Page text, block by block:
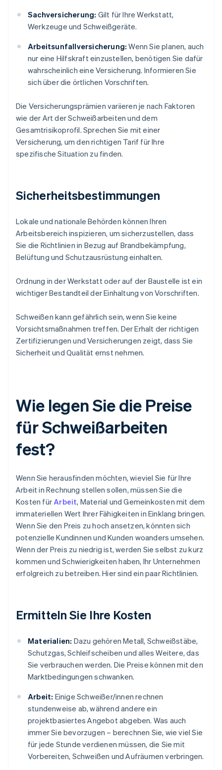
Sachversicherung: Gilt für Ihre Werkstatt,
Werkzeuge und Schweißgeräte.
Arbeitsunfallversicherung: Wenn Sie planen, auch
nur eine Hilfskraft einzustellen, benötigen Sie dafür
wahrscheinlich eine Versicherung. Informieren Sie
sich über die örtlichen Vorschriften.
Die Versicherungsprämien variieren je nach Faktoren
wie der Art der Schweißarbeiten und dem
Gesamtrisikoprofil. Sprechen Sie mit einer
Versicherung, um den richtigen Tarif für Ihre
spezifische Situation zu finden.
Sicherheitsbestimmungen
Lokale und nationale Behörden können Ihren
Arbeitsbereich inspizieren, um sicherzustellen, dass
Sie die Richtlinien in Bezug auf Brandbekämpfung,
Belüftung und Schutzausrüstung einhalten.
Ordnung in der Werkstatt oder auf der Baustelle ist ein
wichtiger Bestandteil der Einhaltung von Vorschriften.
Schweißen kann gefährlich sein, wenn Sie keine
Vorsichtsmaßnahmen treffen. Der Erhalt der richtigen
Zertifizierungen und Versicherungen zeigt, dass Sie
Sicherheit und Qualität ernst nehmen.
Wie legen Sie die Preise
für Schweißarbeiten
fest?
Wenn Sie herausfinden möchten, wieviel Sie für Ihre
Arbeit in Rechnung stellen sollen, müssen Sie die
Kosten fürArbeit, Material und Gemeinkosten mit dem
immateriellen Wert Ihrer Fähigkeiten in Einklang bringen.
Wenn Sie den Preis zu hoch ansetzen, könnten sich
potenzielle Kundinnen und Kunden woanders umsehen.
Wenn der Preis zu niedrig ist, werden Sie selbst zu kurz
kommen und Schwierigkeiten haben, Ihr Unternehmen
erfolgreich zu betreiben. Hier sind ein paar Richtlinien.
Ermitteln Sie Ihre Kosten
Materialien: Dazu gehören Metall, Schweißstäbe,
Schutzgas, Schleifscheiben und alles Weitere, das
Sie verbrauchen werden. Die Preise können mit den
Marktbedingungen schwanken.
Arbeit: Einige Schweißer/innen rechnen
stundenweise ab, während andere ein
projektbasiertes Angebot abgeben. Was auch
immer Sie bevorzugen – berechnen Sie, wie viel Sie
für jede Stunde verdienen müssen, die Sie mit
Vorbereiten, Schweißen und Aufräumen verbringen.